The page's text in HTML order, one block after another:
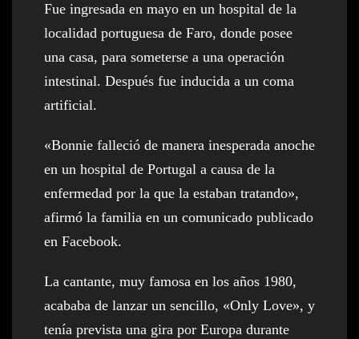
Fue ingresada en mayo en un hospital de la
localidad portuguesa de Faro, donde posee
una casa, para someterse a una operación
intestinal. Después fue inducida a un coma
artificial.
«Bonnie falleció de manera inesperada anoche
en un hospital de Portugal a causa de la
enfermedad por la que la estaban tratando»,
afirmó la familia en un comunicado publicado
en Facebook.
La cantante, muy famosa en los años 1980,
acababa de lanzar un sencillo, «Only Love», y
tenía prevista una gira por Europa durante